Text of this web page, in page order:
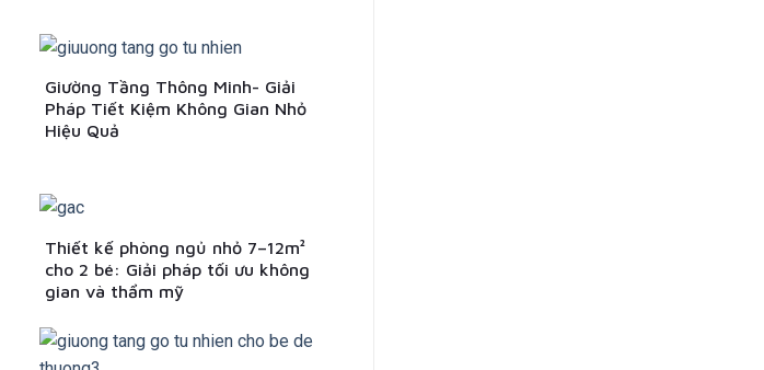
Giường Tầng Thông Minh- Giải
Pháp Tiết Kiệm Không Gian Nhỏ
Hiệu Quả
Thiết kế phòng ngủ nhỏ 7–12m²
cho 2 bé: Giải pháp tối ưu không
gian và thẩm mỹ